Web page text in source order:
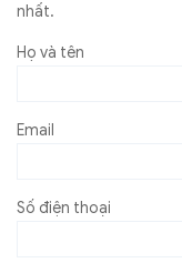
nhất.
Họ và tên
Email
Số điện thoại